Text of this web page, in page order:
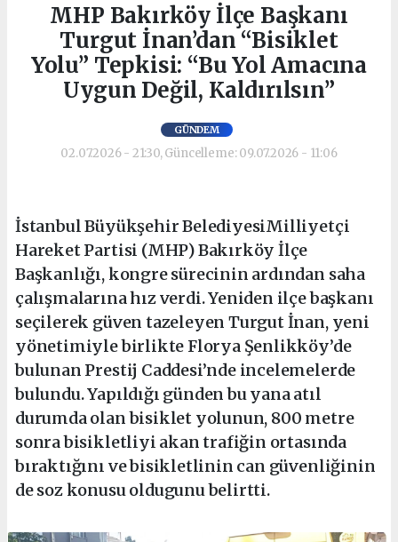
MHP Bakırköy İlçe Başkanı
Turgut İnan’dan “Bisiklet
Yolu” Tepkisi: “Bu Yol Amacına
Uygun Değil, Kaldırılsın”
GÜNDEM
02.07.2026 - 21:30, Güncelleme: 09.07.2026 - 11:06
İstanbul Büyükşehir BelediyesiMilliyetçi
Hareket Partisi (MHP) Bakırköy İlçe
Başkanlığı, kongre sürecinin ardından saha
çalışmalarına hız verdi. Yeniden ilçe başkanı
seçilerek güven tazeleyen Turgut İnan, yeni
yönetimiyle birlikte Florya Şenlikköy’de
bulunan Prestij Caddesi’nde incelemelerde
bulundu. Yapıldığı günden bu yana atıl
durumda olan bisiklet yolunun, 800 metre
sonra bisikletliyi akan trafiğin ortasında
bıraktığını ve bisikletlinin can güvenliğinin
de soz konusu oldugunu belirtti.